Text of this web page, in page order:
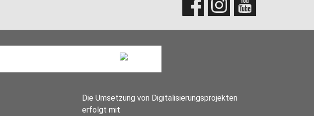
Die Umsetzung von Digitalisierungsprojekten
erfolgt mit